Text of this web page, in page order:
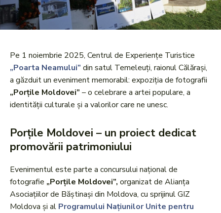
Pe 1 noiembrie 2025, Centrul de Experiențe Turistice
„Poarta Neamului” din satul Temeleuți, raionul Călărași,
a găzduit un eveniment memorabil: expoziția de fotografii
„Porțile Moldovei” – o celebrare a artei populare, a
identității culturale și a valorilor care ne unesc.
Porțile Moldovei – un proiect dedicat
promovării patrimoniului
Evenimentul este parte a concursului național de
fotografie „Porțile Moldovei”, organizat de Alianța
Asociațiilor de Băștinași din Moldova, cu sprijinul GIZ
Moldova și al Programului Națiunilor Unite pentru